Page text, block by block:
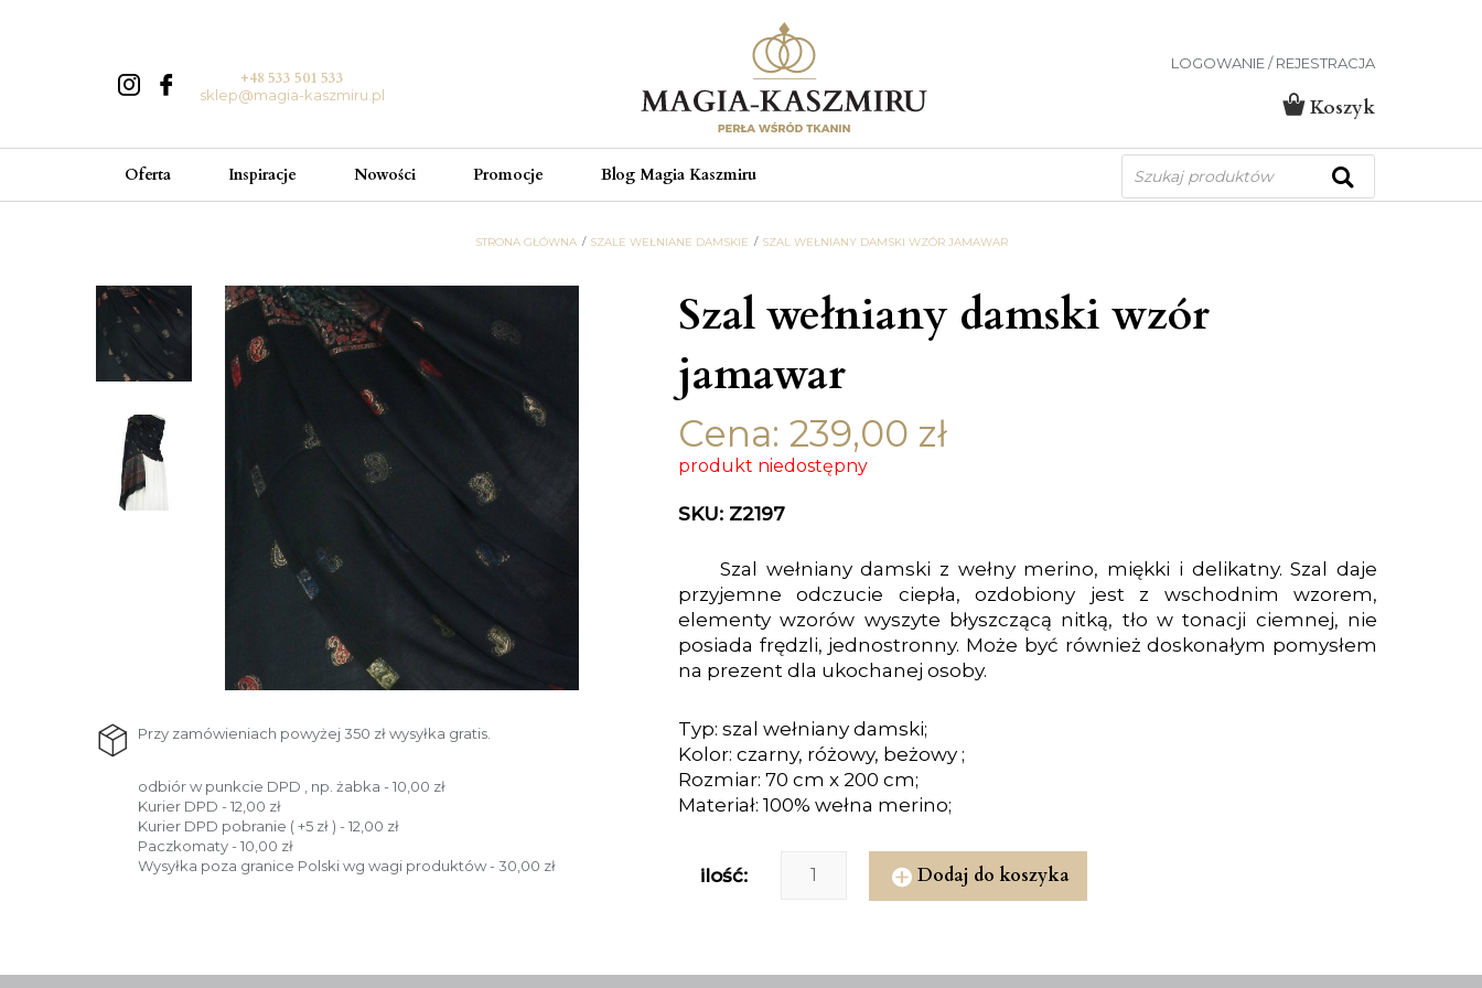
+48 533 501 533
sklep@magia-kaszmiru.pl
LOGOWANIE / REJESTRACJA
Koszyk
Oferta Inspiracje Nowości Promocje Blog Magia Kaszmiru
Wyszukiwarka
produktów
STRONA GŁÓWNA SZALE WEŁNIANE DAMSKIE SZAL WEŁNIANY DAMSKI WZÓR JAMAWAR
Przy zamówieniach powyżej 350 zł wysyłka gratis.
odbiór w punkcie DPD , np. żabka - 10,00 zł
Kurier DPD - 12,00 zł
Kurier DPD pobranie ( +5 zł ) - 12,00 zł
Paczkomaty - 10,00 zł
Wysyłka poza granice Polski wg wagi produktów - 30,00 zł
Szal wełniany damski wzór
jamawar
Cena: 239,00 zł
produkt niedostępny
SKU: Z2197
Szal wełniany damski z wełny merino, miękki i delikatny. Szal daje
przyjemne odczucie ciepła, ozdobiony jest z wschodnim wzorem,
elementy wzorów wyszyte błyszczącą nitką, tło w tonacji ciemnej, nie
posiada frędzli, jednostronny. Może być również doskonałym pomysłem
na prezent dla ukochanej osoby.
Typ: szal wełniany damski;
Kolor: czarny, różowy, beżowy ;
Rozmiar: 70 cm x 200 cm;
Materiał: 100% wełna merino;
ilość: Dodaj do koszyka